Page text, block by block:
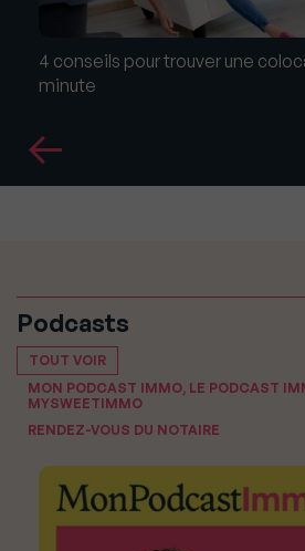
4 conseils pour trouver une
minute
Podcasts
TOUT VOIR
MON PODCAST IMMO, LE PODCAST
MYSWEETIMMO
RENDEZ-VOUS DU NOTAIRE